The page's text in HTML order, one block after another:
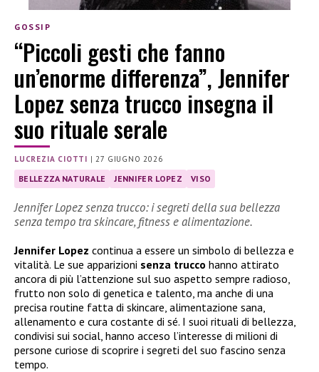
GOSSIP
“Piccoli gesti che fanno
un’enorme differenza”, Jennifer
Lopez senza trucco insegna il
suo rituale serale
LUCREZIA CIOTTI | 27 GIUGNO 2026
BELLEZZA NATURALE JENNIFER LOPEZ VISO
Jennifer Lopez senza trucco: i segreti della sua bellezza
senza tempo tra skincare, fitness e alimentazione.
Jennifer Lopez continua a essere un simbolo di bellezza e
vitalità. Le sue apparizioni senza trucco hanno attirato
ancora di più l’attenzione sul suo aspetto sempre radioso,
frutto non solo di genetica e talento, ma anche di una
precisa routine fatta di skincare, alimentazione sana,
allenamento e cura costante di sé. I suoi rituali di bellezza,
condivisi sui social, hanno acceso l’interesse di milioni di
persone curiose di scoprire i segreti del suo fascino senza
tempo.